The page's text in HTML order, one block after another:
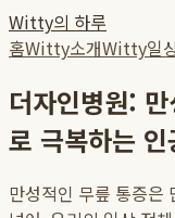
Witty의 하루
홈Witty소개Witty일
더자인병원:
로 극복하는
만성적인 무릎 통증은